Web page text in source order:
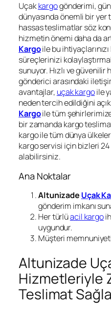
Uçakkargogönderimi,
dünyasında önemli bir
hassas teslimatlar söz
hizmetin önemi daha da
Kargoile bu
süreçlerinizi
sunuyor. Hızlı ve güvenilir
gönderici arasındaki
avantajlar, uçak kargoile
neden tercih edildiğini
Kargoile tüm şehirlerimize
bir zamanda kargo
kargo ile tüm dünya
kargo servisi için bizleri 24
alabilirsiniz.
Ana Noktalar
Altunizade Uçak
gönderim imkanı
Her türlüacil kargo
uygundur.
Müşteri
Altunizade
Hizmetleriyle
Teslimat